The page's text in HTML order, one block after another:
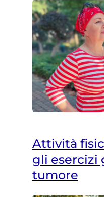
Attività
gli esercizi
tumore